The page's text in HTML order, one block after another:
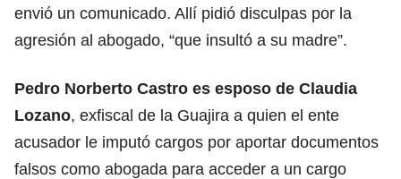
envió un comunicado. Allí pidió disculpas por la
agresión al abogado, “que insultó a su madre”.
Pedro Norberto Castro es esposo de Claudia
Lozano, exfiscal de la Guajira a quien el ente
acusador le imputó cargos por aportar documentos
falsos como abogada para acceder a un cargo